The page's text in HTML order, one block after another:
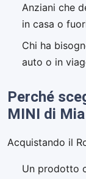
Anziani che
in casa o
Chi ha
auto o in
Perché
MINI di
Acquistando il
Un prodotto